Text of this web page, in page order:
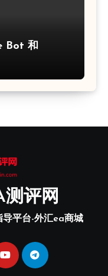
Bot 和
测评网
平台-外汇ea商城